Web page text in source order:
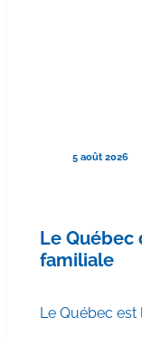
5 août 2026
Le
familiale
Le Québec